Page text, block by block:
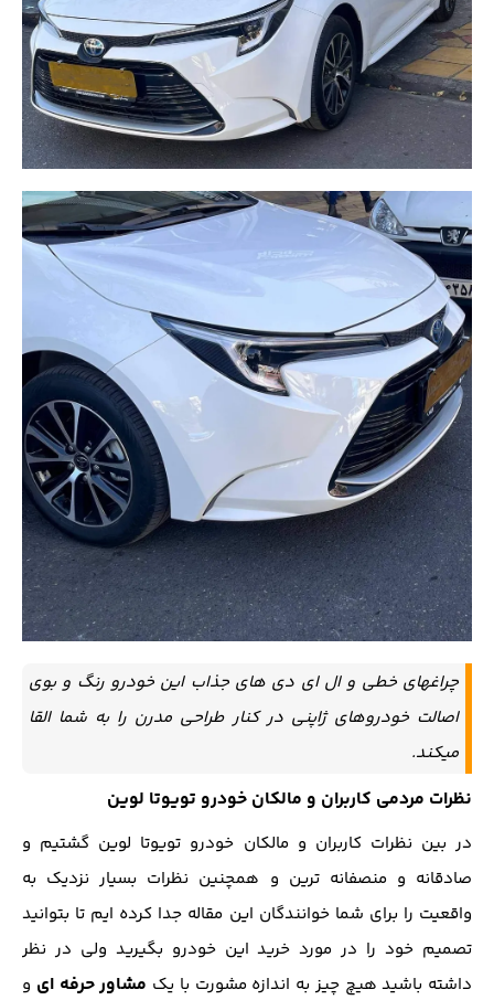
چراغهای خطی و ال ای دی های جذاب این خودرو رنگ و بوی
اصالت خودروهای ژاپنی در کنار طراحی مدرن را به شما القا
میکند.
نظرات مردمی کاربران و مالکان خودرو تویوتا لوین
در بین نظرات کاربران و مالکان خودرو تویوتا لوین گشتیم و
صادقانه و منصفانه ترین و همچنین نظرات بسیار نزدیک به
واقعیت را برای شما خوانندگان این مقاله جدا کرده ایم تا بتوانید
تصمیم خود را در مورد خرید این خودرو بگیرید ولی در نظر
داشته باشید هیچ چیز به اندازه مشورت با یک مشاور حرفه ای و